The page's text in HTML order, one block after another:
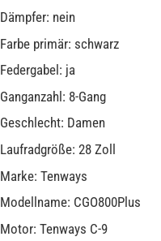
Dämpfer: nein
Farbe primär: schwarz
Federgabel: ja
Ganganzahl: 8-Gang
Geschlecht: Damen
Laufradgröße: 28 Zoll
Marke: Tenways
Modellname: CGO800Plus
Motor: Tenways C-9